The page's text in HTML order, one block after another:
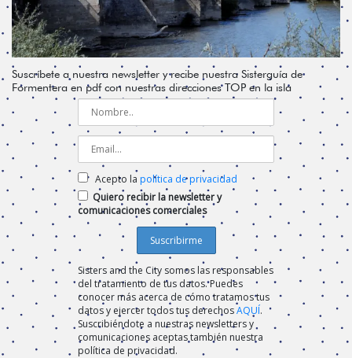
Suscríbete a nuestra newsletter y recibe nuestra Sisterguía de
Formentera en pdf con nuestras direcciones TOP en la isla
Acepto la política de privacidad
Quiero recibir la newsletter y
comunicaciones comerciales
Sisters and the City somos las responsables
del tratamiento de tus datos. Puedes
conocer más acerca de cómo tratamos tus
datos y ejercer todos tus derechosAQUÍ.
Suscribiéndote a nuestras newsletters y
comunicaciones aceptas también nuestra
política de privacidad.